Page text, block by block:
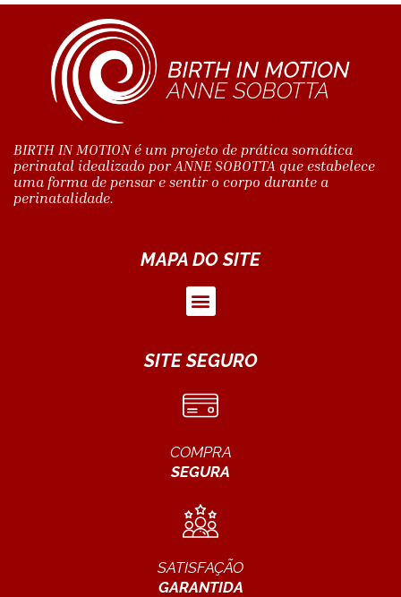
BIRTH IN MOTION é um projeto de prática somática
perinatal idealizado por ANNE SOBOTTA que estabelece
uma forma de pensar e sentir o corpo durante a
perinatalidade.
MAPA DO SITE
SITE SEGURO
COMPRA
SEGURA
SATISFAÇÃO
GARANTIDA